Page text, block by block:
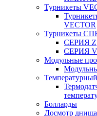
Турникеты
VECTOR
Турникеты
СЕРИЯ Z
СЕРИЯ V
Модульные
Болларды
Досмотр днища